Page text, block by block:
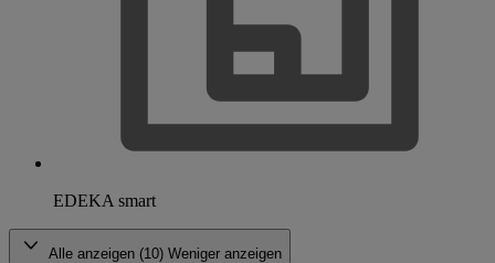
EDEKA smart
Alle anzeigen (10) Weniger anzeigen